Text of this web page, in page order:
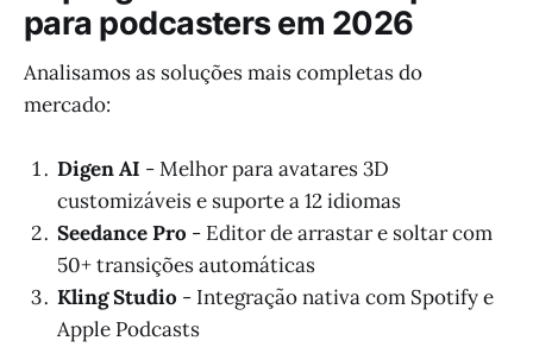
para podcasters em 2026
Analisamos as soluções mais completas do
mercado:
Digen AI - Melhor para avatares 3D
customizáveis e suporte a 12 idiomas
Seedance Pro - Editor de arrastar e soltar com
50+ transições automáticas
Kling Studio - Integração nativa com Spotify e
Apple Podcasts